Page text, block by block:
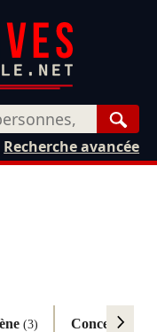
Recherche avancée
(3) Conception